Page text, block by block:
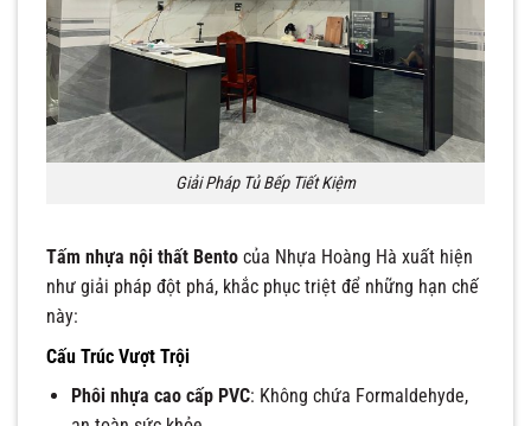
Giải Pháp Tủ Bếp Tiết Kiệm
Tấm nhựa nội thất Bento của Nhựa Hoàng Hà xuất hiện
như giải pháp đột phá, khắc phục triệt để những hạn chế
này:
Cấu Trúc Vượt Trội
Phôi nhựa cao cấp PVC: Không chứa Formaldehyde,